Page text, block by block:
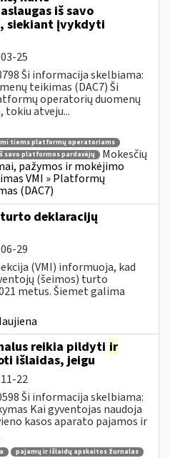
iš savo
siekiant įvykdyti
25
Ši informacija skelbiama:
teikimas (DAC7) Ši
operatorių duomenų
tokiu atveju...
tiems platformų operatoriams
savo platformos pardavėjų
Mokesčių
pažymos ir mokėjimo
VMI » Platformų
(DAC7)
deklaracijų
29
(VMI) informuoja, kad
(šeimos) turto
metus. Šiemet galima
reikia pildyti ir
išlaidas, jeigu
22
Ši informacija skelbiama:
Kai gyventojas naudoja
kasos aparato pajamos ir
pajamų ir išlaidų apskaitos žurnalas